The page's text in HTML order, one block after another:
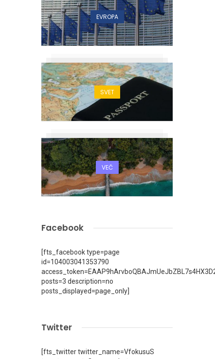
EVROPA
SVET
VEČ
Facebook
[fts_facebook type=page
id=104003041353790
posts=3 description=no
posts_displayed=page_only]
Twitter
[fts_twitter twitter_name=VfokusuS